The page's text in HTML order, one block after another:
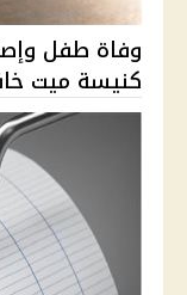
كنيسة ميت